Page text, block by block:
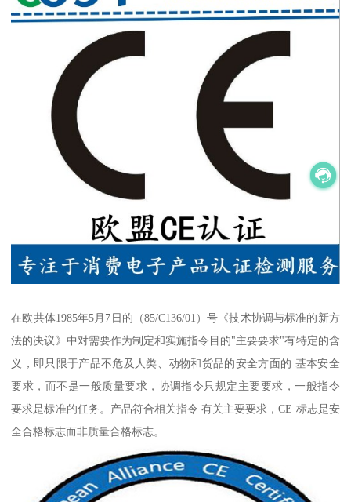
在欧共体1985年5月7日的（85/C136/01）号《技术协调与标准的新方
法的决议》中对需要作为制定和实施指令目的"主要要求"有特定的含
义，即只限于产品不危及人类、动物和货品的安全方面的 基本安全
要求，而不是一般质量要求，协调指令只规定主要要求，一般指令
要求是标准的任务。产品符合相关指令 有关主要要求，CE 标志是安
全合格标志而非质量合格标志。